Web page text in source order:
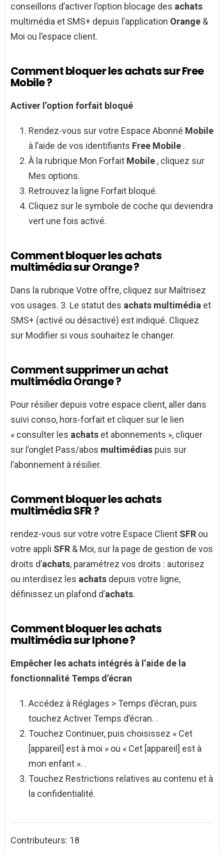
conseillons d’activer l’option blocage des achats
multimédia et SMS+ depuis l’application Orange &
Moi ou l’espace client.
Comment bloquer les achats sur Free
Mobile ?
Activer l’option forfait bloqué
Rendez-vous sur votre Espace Abonné Mobile
à l’aide de vos identifiants Free Mobile .
À la rubrique Mon Forfait Mobile , cliquez sur
Mes options.
Retrouvez la ligne Forfait bloqué.
Cliquez sur le symbole de coche qui deviendra
vert une fois activé.
Comment bloquer les achats
multimédia sur Orange ?
Dans la rubrique Votre offre, cliquez sur Maîtrisez
vos usages. 3. Le statut des achats multimédia et
SMS+ (activé ou désactivé) est indiqué. Cliquez
sur Modifier si vous souhaitez le changer.
Comment supprimer un achat
multimédia Orange ?
Pour résilier depuis votre espace client, aller dans
suivi conso, hors-forfait et cliquer sur le lien
« consulter les achats et abonnements », cliquer
sur l’onglet Pass/abos multimédias puis sur
l’abonnement à résilier.
Comment bloquer les achats
multimédia SFR ?
rendez-vous sur votre votre Espace Client SFR ou
votre appli SFR & Moi, sur la page de gestion de vos
droits d’achats, paramétrez vos droits : autorisez
ou interdisez les achats depuis votre ligne,
définissez un plafond d’achats.
Comment bloquer les achats
multimédia sur Iphone ?
Empêcher les achats intégrés à l’aide de la
fonctionnalité Temps d’écran
Accédez à Réglages > Temps d’écran, puis
touchez Activer Temps d’écran. .
Touchez Continuer, puis choisissez « Cet
[appareil] est à moi » ou « Cet [appareil] est à
mon enfant ». .
Touchez Restrictions relatives au contenu et à
la confidentialité.
Contributeurs: 18